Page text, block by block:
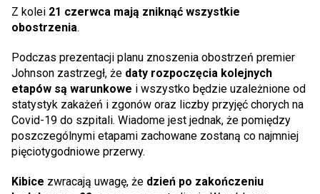
Z kolei 21 czerwca mają zniknąć wszystkie
obostrzenia.
Podczas prezentacji planu znoszenia obostrzeń premier
Johnson zastrzegł, że daty rozpoczęcia kolejnych
etapów są warunkowe i wszystko będzie uzależnione od
statystyk zakażeń i zgonów oraz liczby przyjęć chorych na
Covid-19 do szpitali. Wiadome jest jednak, że pomiędzy
poszczególnymi etapami zachowane zostaną co najmniej
pięciotygodniowe przerwy.
Kibice zwracają uwagę, że dzień po zakończeniu